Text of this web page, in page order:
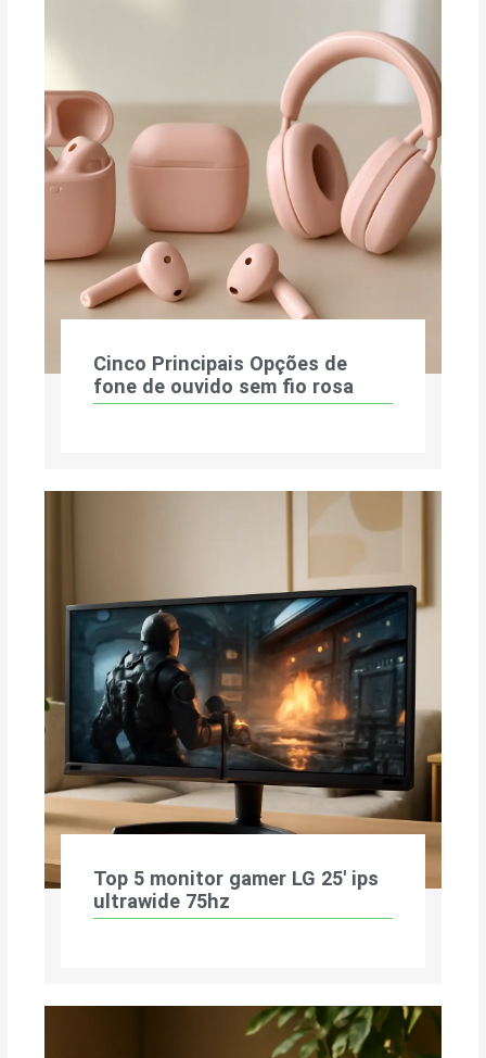
Cinco Principais Opções de
fone de ouvido sem fio rosa
Top 5 monitor gamer LG 25′ ips
ultrawide 75hz